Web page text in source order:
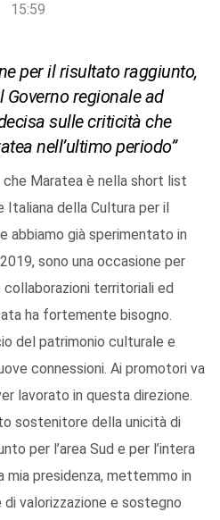
15:59
per il risultato raggiunto,
regionale ad
sulle criticità che
nell’ultimo periodo”
Maratea è nella short list
della Cultura per il
abbiamo già sperimentato in
sono una occasione per
territoriali ed
ha fortemente bisogno.
del patrimonio culturale e
connessioni. Ai promotori va
lavorato in questa direzione.
sostenitore della unicità di
per l’area Sud e per l’intera
mia presidenza, mettemmo in
valorizzazione e sostegno